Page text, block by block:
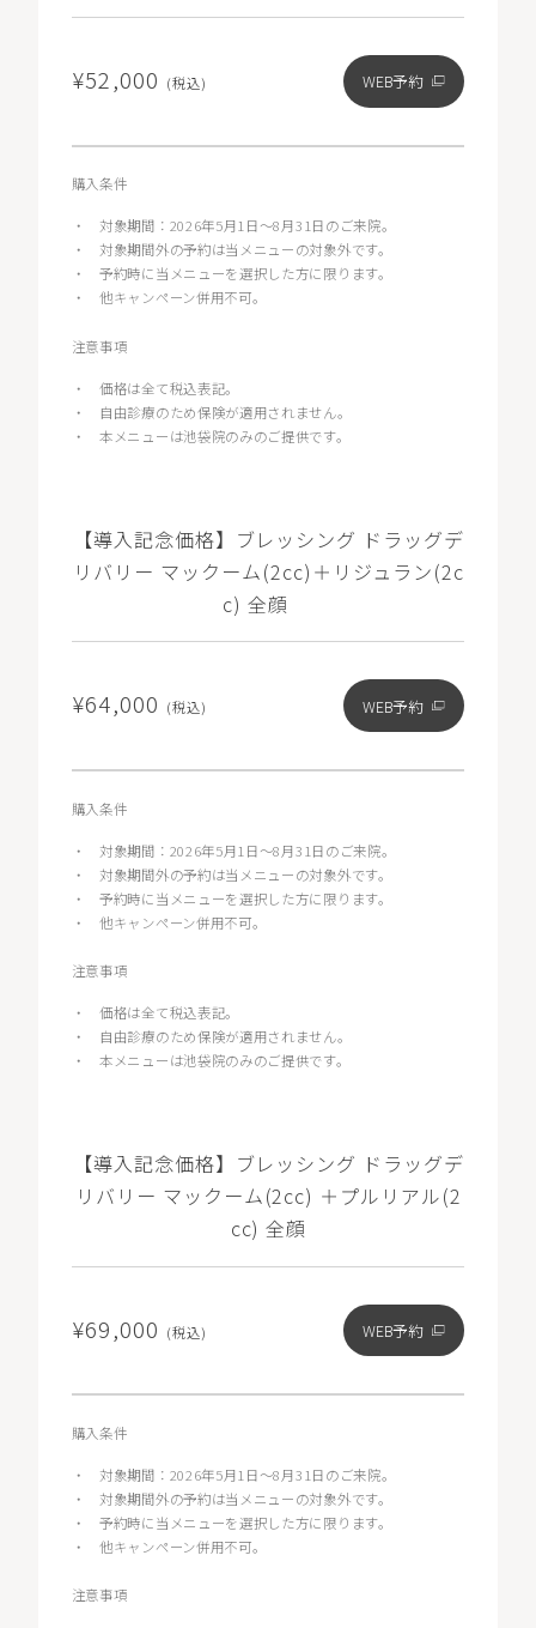
¥52,000 (税込) WEB予約
購入条件
・ 対象期間：2026年5月1日〜8月31日のご来院。
・ 対象期間外の予約は当メニューの対象外です。
・予約時に当メニューを選択した方に限ります。
・他キャンペーン併用不可。
注意事項
・価格は全て税込表記。
・
自由診療のため保険が適用されません。
・本メニューは池袋院のみのご提供です。
【導入記念価格】ブレッシング ドラッグデ
リバリー マックーム(2cc)＋リジュラン(2c
c) 全顔
¥64,000 (税込) WEB予約
購入条件
・ 対象期間：2026年5月1日〜8月31日のご来院。
・ 対象期間外の予約は当メニューの対象外です。
・予約時に当メニューを選択した方に限ります。
・他キャンペーン併用不可。
注意事項
・価格は全て税込表記。
・
自由診療のため保険が適用されません。
・本メニューは池袋院のみのご提供です。
【導入記念価格】ブレッシング ドラッグデ
リバリー マックーム(2cc) ＋プルリアル(2
cc) 全顔
¥69,000 (税込) WEB予約
購入条件
・ 対象期間：2026年5月1日〜8月31日のご来院。
・ 対象期間外の予約は当メニューの対象外です。
・予約時に当メニューを選択した方に限ります。
・他キャンペーン併用不可。
注意事項